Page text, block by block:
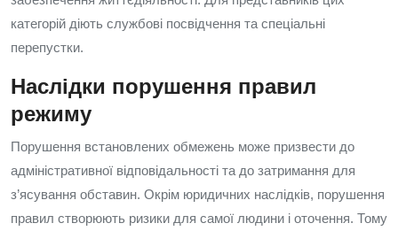
категорій діють службові посвідчення та спеціальні
перепустки.
Наслідки порушення правил
режиму
Порушення встановлених обмежень може призвести до
адміністративної відповідальності та до затримання для
з’ясування обставин. Окрім юридичних наслідків, порушення
правил створюють ризики для самої людини і оточення. Тому